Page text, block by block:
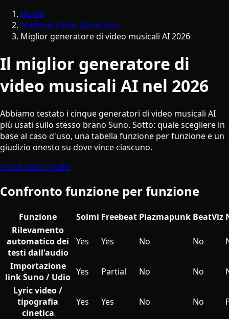
Home
AI Music Video Generator
Miglior generatore di video musicali AI 2026
Il miglior generatore di
video musicali AI nel 2026
Abbiamo testato i cinque generatori di video musicali AI
più usati sullo stesso brano Suno. Sotto: quale scegliere in
base al caso d'uso, una tabella funzione per funzione e un
giudizio onesto su dove vince ciascuno.
Prova Solmi gratis
Confronto funzione per funzione
Funzione Solmi Freebeat Plazmapunk BeatViz
Rilevamento
automatico dei
testi dall'audio
Yes Yes No No
Importazione
link Suno / Udio Yes Partial No No
Lyric video /
tipografia
cinetica
Yes Yes No No